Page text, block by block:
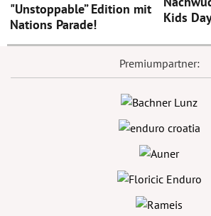
"Unstoppable” Edition mit
Nations Parade!
Kids
Premiumpartner: